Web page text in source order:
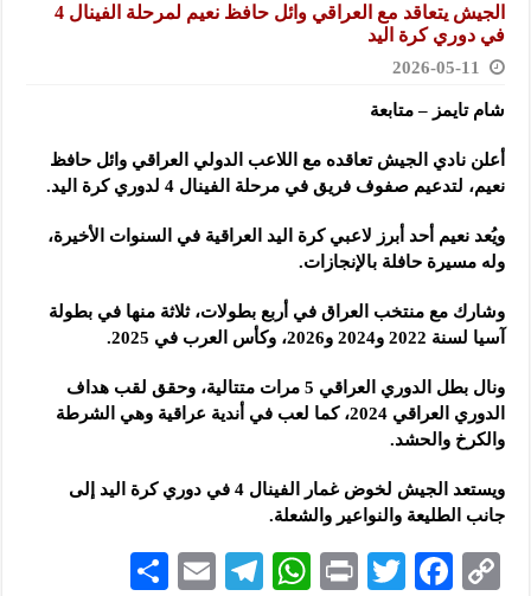
الجيش يتعاقد مع العراقي وائل حافظ نعيم لمرحلة الفينال 4
في دوري كرة اليد
2026-05-11
شام تايمز – متابعة
أعلن نادي الجيش تعاقده مع اللاعب الدولي العراقي وائل حافظ
نعيم، لتدعيم صفوف فريق في مرحلة الفينال 4 لدوري كرة اليد.
ويُعد نعيم أحد أبرز لاعبي كرة اليد العراقية في السنوات الأخيرة،
وله مسيرة حافلة بالإنجازات.
وشارك مع منتخب العراق في أربع بطولات، ثلاثة منها في بطولة
آسيا لسنة 2022 و2024 و2026، وكأس العرب في 2025.
ونال بطل الدوري العراقي 5 مرات متتالية، وحقق لقب هداف
الدوري العراقي 2024، كما لعب في أندية عراقية وهي الشرطة
والكرخ والحشد.
ويستعد الجيش لخوض غمار الفينال 4 في دوري كرة اليد إلى
جانب الطليعة والنواعير والشعلة.
C
F
T
P
W
Te
E